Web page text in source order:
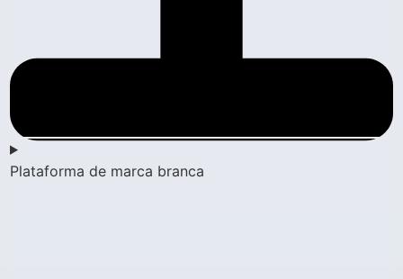
Plataforma de marca branca